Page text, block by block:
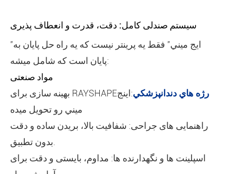
سیستم صندلی کامل: دقت، قدرت و انعطاف پذیری
"ايج ميني" فقط يه پرينتر نيست که يه راه حل پايان به
پايان است که شامل ميشه:
مواد صنعتی
بهینه سازی برای RAYSHAPE
رژه هاي دندانپزشکي:اينج
ميني رو تحويل ميده
راهنمایی های جراحی: شفافیت بالا، بریدن ساده و دقت
اسپلینت ها و نگهدارنده ها: مداوم، بایستی و دقت برای